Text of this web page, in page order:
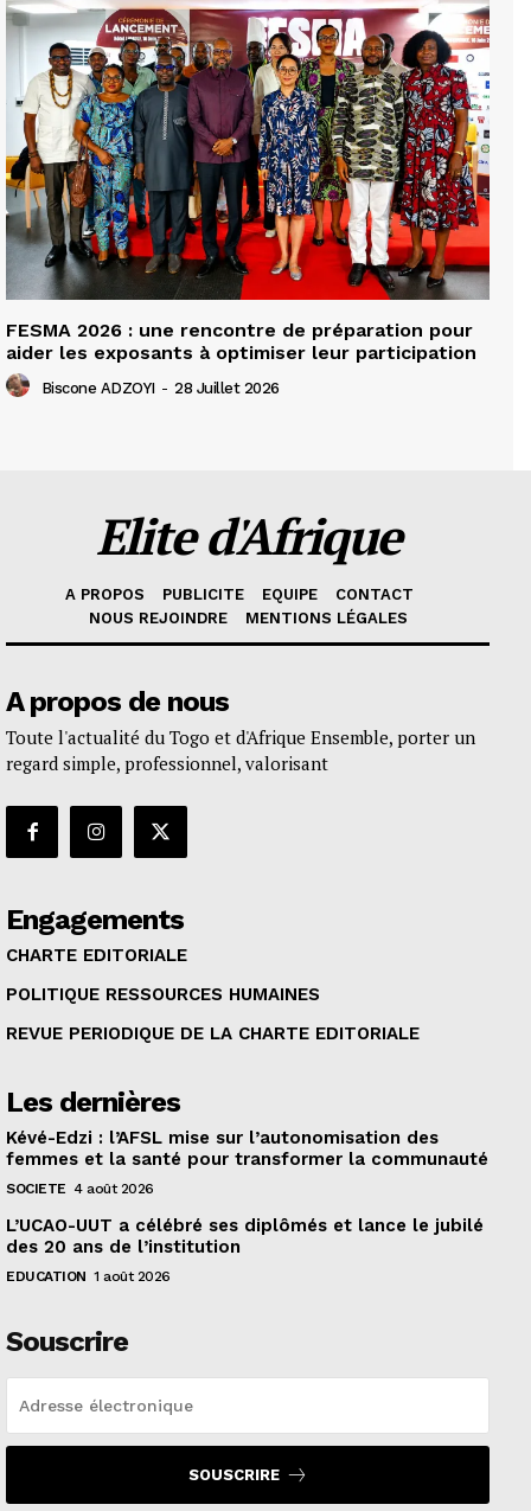
FESMA 2026 : une rencontre de préparation pour
aider les exposants à optimiser leur participation
Biscone ADZOYI - 28 Juillet 2026
Elite d'Afrique
A PROPOS PUBLICITE EQUIPE
CONTACT
NOUS REJOINDRE
MENTIONS LÉGALES
A propos de nous
Toute l'actualité du Togo et d'Afrique Ensemble, porter un
regard simple, professionnel, valorisant
Engagements
CHARTE EDITORIALE
POLITIQUE RESSOURCES HUMAINES
REVUE PERIODIQUE DE LA CHARTE EDITORIALE
Les dernières
Kévé-Edzi : l’AFSL mise sur l’autonomisation des
femmes et la santé pour transformer la communauté
SOCIETE 4 août 2026
L’UCAO-UUT a célébré ses diplômés et lance le jubilé
des 20 ans de l’institution
EDUCATION 1 août 2026
Souscrire
SOUSCRIRE